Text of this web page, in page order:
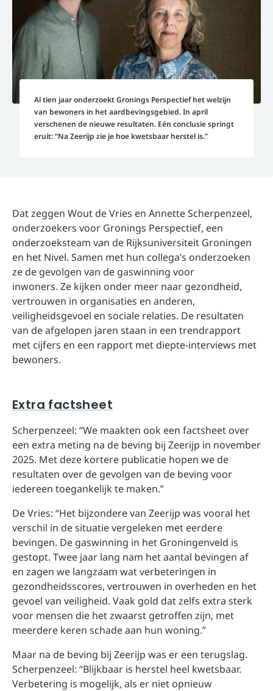
Al tien jaar onderzoekt Gronings Perspectief het welzijn
van bewoners in het aardbevingsgebied. In april
verschenen de nieuwe resultaten. Eén conclusie springt
eruit: “Na Zeerijp zie je hoe kwetsbaar herstel is.”
Dat zeggen Wout de Vries en Annette Scherpenzeel,
onderzoekers voor Gronings Perspectief, een
onderzoeksteam van de Rijksuniversiteit Groningen
en het Nivel. Samen met hun collega’s onderzoeken
ze de gevolgen van de gaswinning voor
inwoners. Ze kijken onder meer naar gezondheid,
vertrouwen in organisaties en anderen,
veiligheidsgevoel en sociale relaties. De resultaten
van de afgelopen jaren staan in een trendrapport
met cijfers en een rapport met diepte-interviews met
bewoners.
Extra factsheet
Scherpenzeel: “We maakten ook een factsheet over
een extra meting na de beving bij Zeerijp in november
2025. Met deze kortere publicatie hopen we de
resultaten over de gevolgen van de beving voor
iedereen toegankelijk te maken.”
De Vries: “Het bijzondere van Zeerijp was vooral het
verschil in de situatie vergeleken met eerdere
bevingen. De gaswinning in het Groningenveld is
gestopt. Twee jaar lang nam het aantal bevingen af
en zagen we langzaam wat verbeteringen in
gezondheidsscores, vertrouwen in overheden en het
gevoel van veiligheid. Vaak gold dat zelfs extra sterk
voor mensen die het zwaarst getroffen zijn, met
meerdere keren schade aan hun woning.”
Maar na de beving bij Zeerijp was er een terugslag.
Scherpenzeel: “Blijkbaar is herstel heel kwetsbaar.
Verbetering is mogelijk, als er niet opnieuw